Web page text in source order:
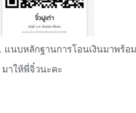
แนบหลักฐานการโอนเงินมาพร้
ให้พี่จิ๋วนะคะ